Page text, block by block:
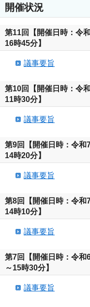
開催状況
第11回【開催日時：令
16時45分】
議事要旨
第10回【開催日時：令
11時30分】
議事要旨
第9回【開催日時：令和
14時20分】
議事要旨
第8回【開催日時：令和
14時10分】
議事要旨
第7回【開催日時：令和
～15時30分】
議事要旨